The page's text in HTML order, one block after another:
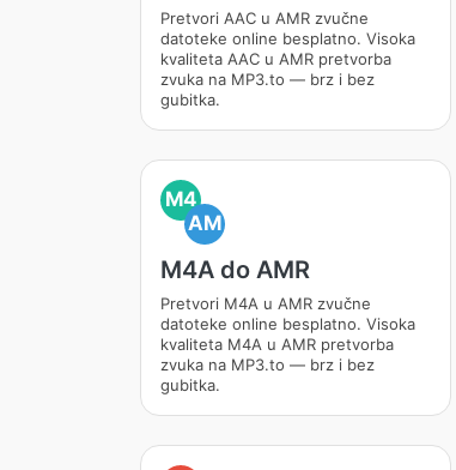
Pretvori AAC u AMR zvučne
datoteke online besplatno. Visoka
kvaliteta AAC u AMR pretvorba
zvuka na MP3.to — brz i bez
gubitka.
M4
AM
M4A do AMR
Pretvori M4A u AMR zvučne
datoteke online besplatno. Visoka
kvaliteta M4A u AMR pretvorba
zvuka na MP3.to — brz i bez
gubitka.